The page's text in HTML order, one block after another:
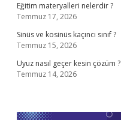
Eğitim materyalleri nelerdir ?
Temmuz 17, 2026
Sinüs ve kosinüs kaçıncı sınıf ?
Temmuz 15, 2026
Uyuz nasıl geçer kesin çözüm ?
Temmuz 14, 2026